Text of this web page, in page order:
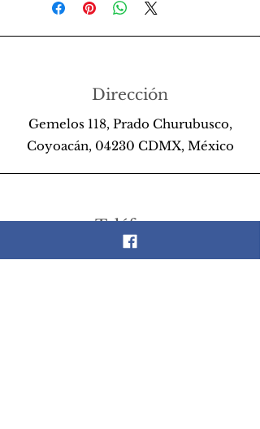
Dirección
Gemelos 118, Prado Churubusco,
Coyoacán, 04230 CDMX, México
Teléfono
55 26 89 13 14